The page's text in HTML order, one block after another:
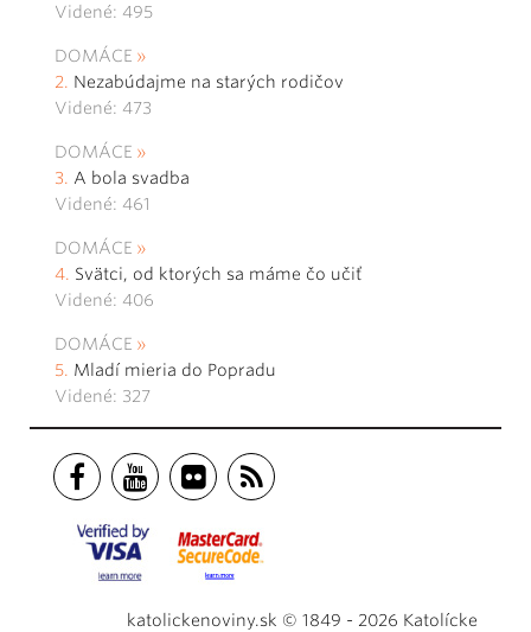
Videné: 495
DOMÁCE
Nezabúdajme na starých rodičov
Videné: 473
DOMÁCE
A bola svadba
Videné: 461
DOMÁCE
Svätci, od ktorých sa máme čo učiť
Videné: 406
DOMÁCE
Mladí mieria do Popradu
Videné: 327
katolickenoviny.sk © 1849 - 2026 Katolícke